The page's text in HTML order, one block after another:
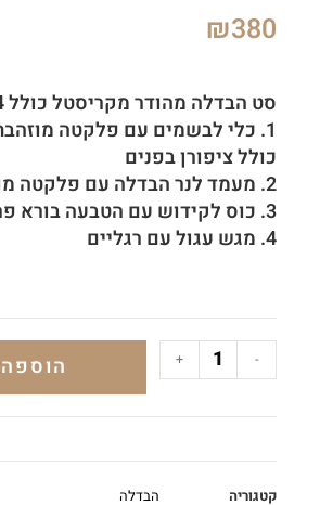
₪380
סט הבדלה מהודר מקריסטל כולל 4 חלקים:
1. כלי לבשמים עם פלקטה
כולל ציפורן בפנים
2. מעמד לנר הבדלה עם פלקטה מוזהבת
3. כוס לקידוש עם הטבעה בורא פרי הגפן
4. מגש עגול עם רגליים
-
+
קטגוריה
הבדלה